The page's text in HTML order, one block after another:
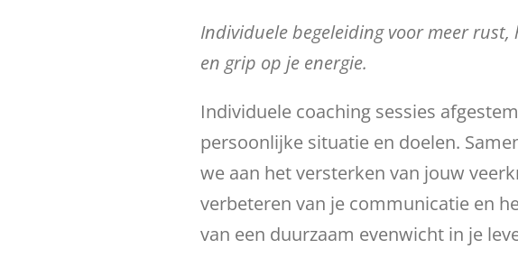
Individuele begeleiding voor meer rust,
en grip op je energie.
Individuele coaching sessies
persoonlijke situatie en doelen.
we aan het versterken van jouw
verbeteren van je communicatie en
van een duurzaam evenwicht in je